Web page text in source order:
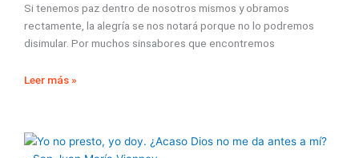
Si tenemos paz dentro de nosotros mismos y obramos
rectamente, la alegría se nos notará porque no lo podremos
disimular. Por muchos sinsabores que encontremos
Leer más »